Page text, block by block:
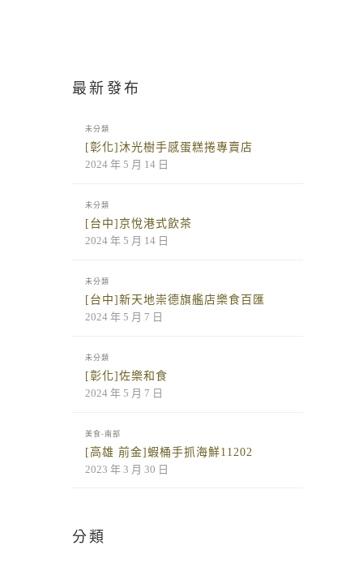
最新發布
未分類
[彰化]沐光樹手感蛋糕捲專賣店
2024 年 5 月 14 日
未分類
[台中]京悅港式飲茶
2024 年 5 月 14 日
未分類
[台中]新天地崇德旗艦店樂食百匯
2024 年 5 月 7 日
未分類
[彰化]佐樂和食
2024 年 5 月 7 日
美食-南部
[高雄 前金]蝦桶手抓海鮮11202
2023 年 3 月 30 日
分類